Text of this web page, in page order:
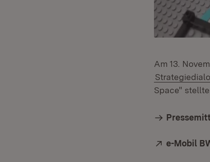
Am 13.
Space"
Extern:
e-Mobil